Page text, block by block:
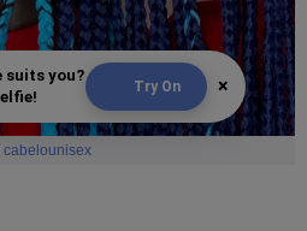
suits you?
Try On ×
cabelounisex